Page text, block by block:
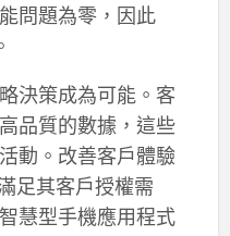
問題為零，因此
決策成為可能。客
品質的數據，這些
動。改善客戶體驗
足其客戶授權需
慧型手機應用程式